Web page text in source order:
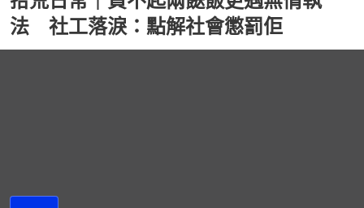
法 社工落淚：點解社會懲罰佢